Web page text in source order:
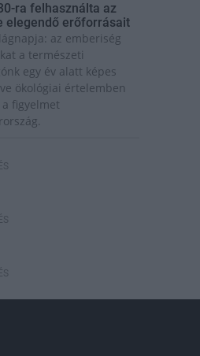
ra felhasználta az
elegendő erőforrásait
az emberiség
a természeti
egy év alatt képes
ökológiai értelemben
a figyelmet